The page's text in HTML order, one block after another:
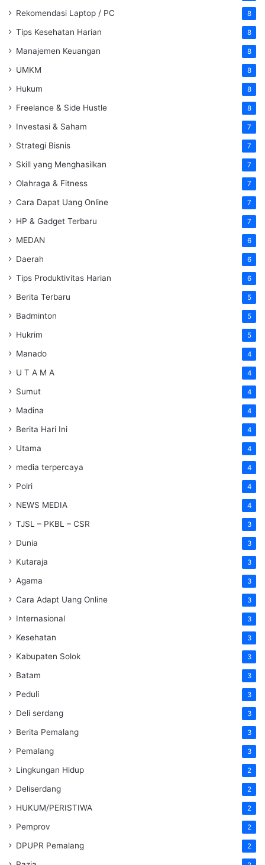
Rekomendasi Laptop / PC 8
Tips Kesehatan Harian 8
Manajemen Keuangan 8
UMKM 8
Hukum 8
Freelance & Side Hustle 8
Investasi & Saham 7
Strategi Bisnis 7
Skill yang Menghasilkan 7
Olahraga & Fitness 7
Cara Dapat Uang Online 7
HP & Gadget Terbaru 7
MEDAN 6
Daerah 6
Tips Produktivitas Harian 6
Berita Terbaru 5
Badminton 5
Hukrim 5
Manado 4
U T A M A 4
Sumut 4
Madina 4
Berita Hari Ini 4
Utama 4
media terpercaya 4
Polri 4
NEWS MEDIA 4
TJSL – PKBL – CSR 3
Dunia 3
Kutaraja 3
Agama 3
Cara Adapt Uang Online 3
Internasional 3
Kesehatan 3
Kabupaten Solok 3
Batam 3
Peduli 3
Deli serdang 3
Berita Pemalang 3
Pemalang 3
Lingkungan Hidup 2
Deliserdang 2
HUKUM/PERISTIWA 2
Pemprov 2
DPUPR Pemalang 2